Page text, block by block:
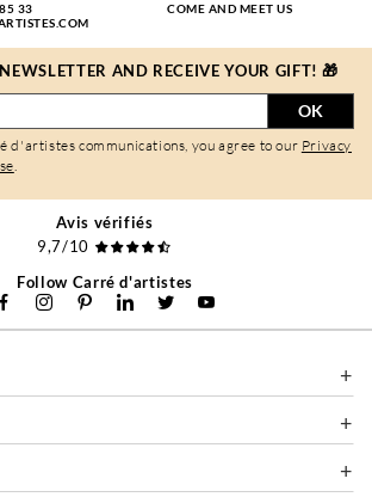
33
COME AND MEET US
AND RECEIVE YOUR GIFT! 🎁
OK
d'artistes communications, you agree to our Privacy
.
Avis vérifiés
9,7/10
Follow Carré d'artistes